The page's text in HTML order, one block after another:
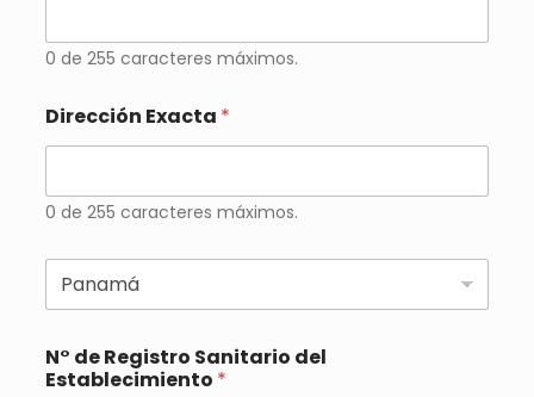
0 de 255 caracteres máximos.
Dirección Exacta *
0 de 255 caracteres máximos.
N° de Registro Sanitario del
Establecimiento *